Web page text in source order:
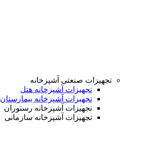
تجهیزات صنعتی آشپزخانه
تجهیزات آشپزخانه هتل
تجهیزات آشپزخانه بیمارستان
تجهیزات آشپزخانه رستوران
تجهیزات آشپزخانه سازمانی